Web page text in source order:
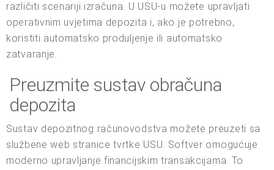
različiti scenariji izračuna. U USU-u možete upravljati
operativnim uvjetima depozita i, ako je potrebno,
koristiti automatsko produljenje ili automatsko
zatvaranje.
Preuzmite sustav obračuna
depozita
Sustav depozitnog računovodstva možete preuzeti sa
službene web stranice tvrtke USU. Softver omogućuje
moderno upravljanje financijskim transakcijama. To